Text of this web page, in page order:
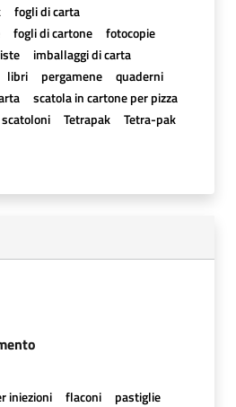
fogli di carta
fogli di cartone
fotocopie
imballaggi di carta
libri pergamene
quaderni
scatola in cartone per pizza
scatoloni Tetrapak Tetra-pak
iniezioni flaconi
pastiglie